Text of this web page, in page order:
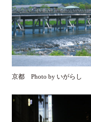
京都 Photo by いがらし